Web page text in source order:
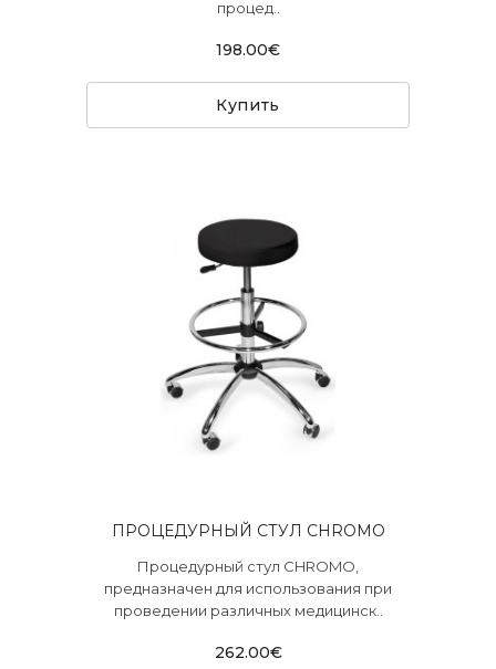
процед..
198.00€
Купить
ПРОЦЕДУРНЫЙ СТУЛ CHROMO
Процедурный стул CHROMO,
предназначен для использования при
проведении различных медицинск..
262.00€